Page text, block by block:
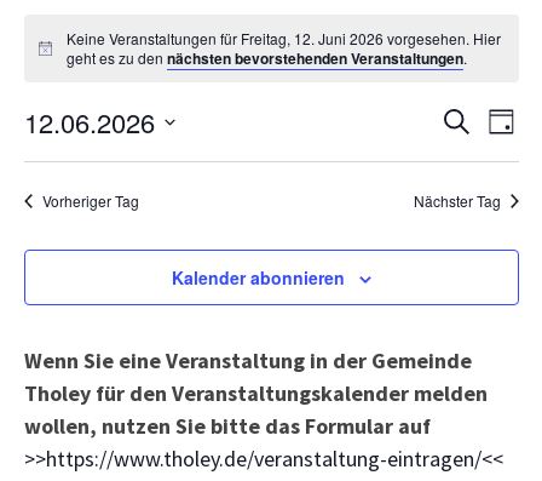
Keine Veranstaltungen für Freitag, 12. Juni 2026 vorgesehen. Hier
geht es zu den nächsten bevorstehenden Veranstaltungen.
SucheTag
12.06.2026
Datum
wählen.
Vorheriger Tag Nächster Tag
Kalender abonnieren
Wenn Sie eine Veranstaltung in der Gemeinde
Tholey für den Veranstaltungskalender melden
wollen, nutzen Sie bitte das Formular auf
>>https://www.tholey.de/veranstaltung-eintragen/<<